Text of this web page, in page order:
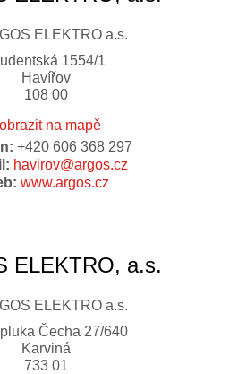
1554/1
Havířov
108 00
na mapě
+420 606 368 297
havirov@argos.cz
www.argos.cz
ELEKTRO, a.s.
Čecha 27/640
Karviná
733 01